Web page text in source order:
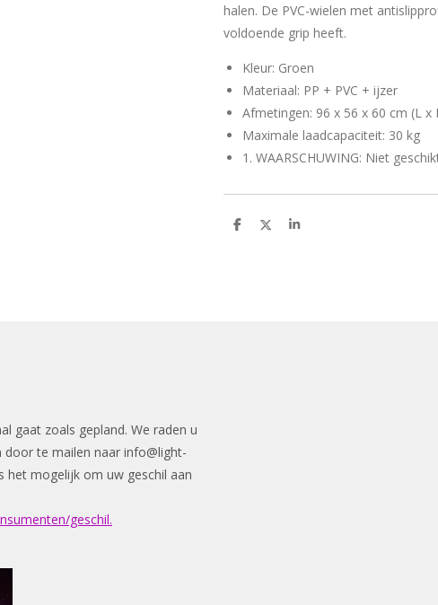
halen. De PVC-wielen met
voldoende grip heeft.
Kleur: Groen
Materiaal: PP + PVC + ijzer
Afmetingen: 96 x 56 x 60 cm (L x
Maximale laadcapaciteit: 30 kg
1. WAARSCHUWING: Niet
D
D
S
gaat zoals gepland. We raden u
door te mailen naar info@light-
het mogelijk om uw geschil aan
geschil.